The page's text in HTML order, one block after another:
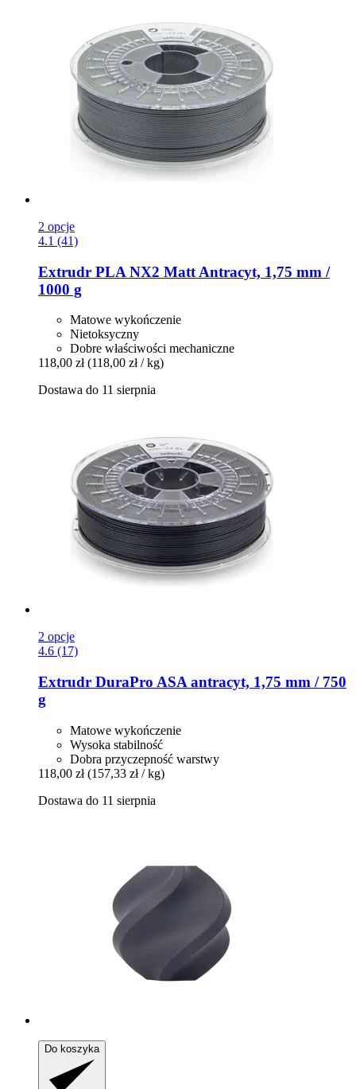
2 opcje
4.1 (41)
Extrudr PLA NX2 Matt Antracyt, 1,75 mm /
1000 g
Matowe wykończenie
Nietoksyczny
Dobre właściwości mechaniczne
118,00 zł (118,00 zł / kg)
Dostawa do 11 sierpnia
2 opcje
4.6 (17)
Extrudr DuraPro ASA antracyt, 1,75 mm / 750
g
Matowe wykończenie
Wysoka stabilność
Dobra przyczepność warstwy
118,00 zł (157,33 zł / kg)
Dostawa do 11 sierpnia
Do koszyka